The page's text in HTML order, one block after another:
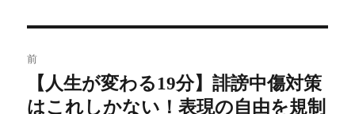
稿
前
の
【人生が変わる19分】誹謗中傷対策
はこれしかない！表現の自由を規制